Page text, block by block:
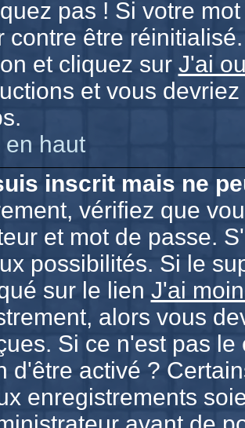
pas ! Si votre
contre être
et cliquez sur J'ai
et vous
en haut
inscrit mais ne
vérifiez que
et mot de passe.
possibilités. Si le
sur le lien J'ai
alors vous
Si ce n'est pas
d'être activé ?
enregistrements